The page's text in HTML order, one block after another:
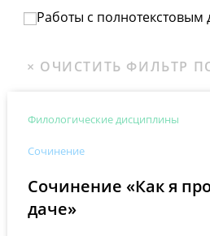
Работы с полнотекстовым
Филологические дисциплины
Сочинение
Сочинение «Как я
даче»